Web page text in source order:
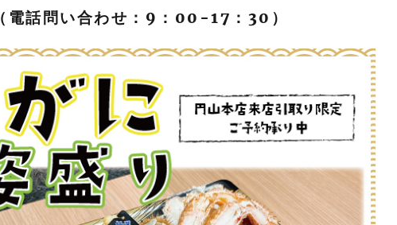
（電話問い合わせ：9：00-17：30）